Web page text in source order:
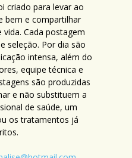
criado para levar ao
bem e compartilhar
Cada postagem
seleção. Por dia são
intensa, além do
equipe técnica e
são produzidas
e não substituem a
de saúde, um
os tratamentos já